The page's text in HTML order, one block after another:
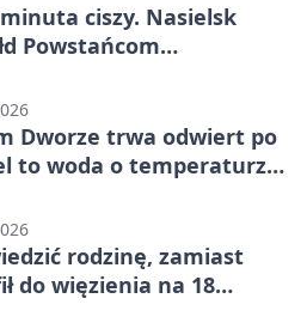
ciszy. Nasielsk
Powstańcom
Dworze trwa odwiert po
to woda o temperaturze
rodzinę, zamiast
do więzienia na 18